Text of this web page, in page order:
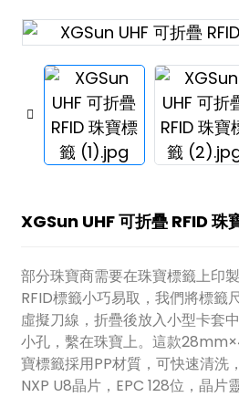
+86
XGSun UHF 可折疊 RFID 珠
部分珠寶商需要在珠寶標籤上印
RFID標籤小巧易取，我們將標籤
虛擬刀線，折疊後放入小型卡套
小孔，繫在珠寶上。這款
寶標籤採用PP材質，可快速清洗
NXP U8晶片​​，EPC 128位，晶片